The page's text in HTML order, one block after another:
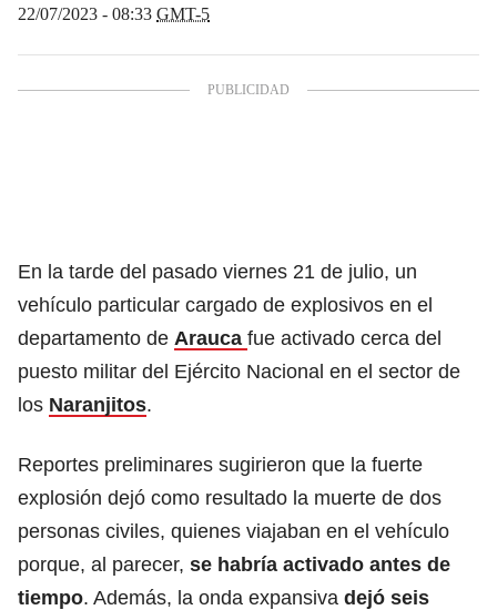
22/07/2023 - 08:33 GMT-5
En la tarde del pasado viernes 21 de julio, un
vehículo particular cargado de explosivos en el
departamento de Arauca fue activado cerca del
puesto militar del Ejército Nacional en el sector de
los Naranjitos.
Reportes preliminares sugirieron que la fuerte
explosión dejó como resultado la muerte de dos
personas civiles, quienes viajaban en el vehículo
porque, al parecer, se habría activado antes de
tiempo. Además, la onda expansiva dejó seis